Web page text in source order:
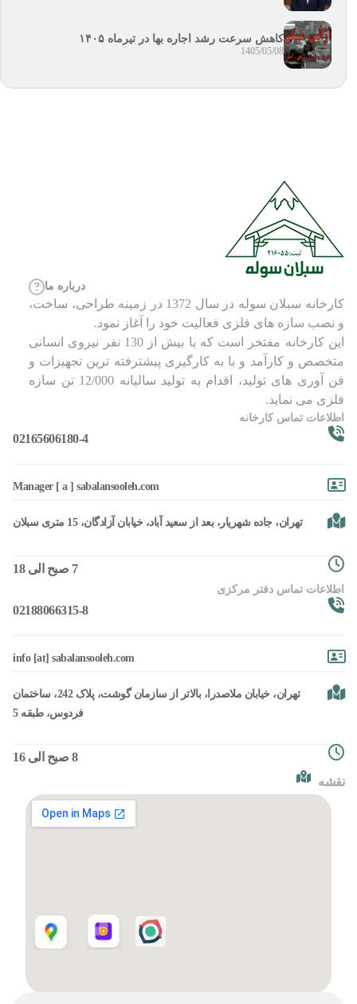
کاهش سرعت رشد اجاره بها در تیرماه ۱۴۰۵
1405/05/08
درباره ما
کارخانه سبلان سوله در سال 1372 در زمینه طراحی، ساخت،
و نصب سازه های فلزی فعالیت خود را آغاز نمود.
این کارخانه مفتخر است که با بیش از 130 نفر نیروی انسانی
متخصص و کارآمد و با به کارگیری پیشترفته ترین تجهیزات و
فن آوری های تولید، اقدام به تولید سالیانه 12/000 تن سازه
فلزی می نماید.
اطلاعات تماس کارخانه
02165606180-4
Manager [ a ] sabalansooleh.com
تهران، جاده شهریار، بعد از سعید آباد، خیابان آزادگان، 15 متری سبلان
7 صبح الی 18
اطلاعات تماس دفتر مرکزی
02188066315-8
info [at] sabalansooleh.com
تهران، خیابان ملاصدرا، بالاتر از سازمان گوشت، پلاک 242، ساختمان
فردوس، طبقه 5
8 صبح الی 16
نقشه